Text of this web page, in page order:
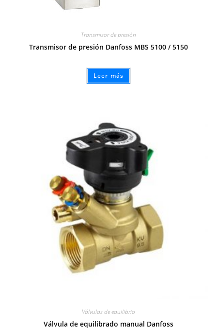
Transmisor de presión
Transmisor de presión Danfoss MBS 5100 / 5150
Leer más
Válvulas de equilibrio
Válvula de equilibrado manual Danfoss